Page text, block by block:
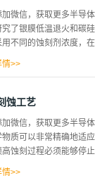
刻(DRIE)和金属催化化
的方法，同时直接在c-
。最后，基于BS制造了
被FLE蚀刻的BS的典型
加微信，获取更多半导
究了银膜低温退火和碳
用不同的蚀刻剂浓度，
一旦在优化的b-si吸收
膜沉积c-Si晶片，为了
（30%）：DI水的水溶
：5、1：5：10和1：5
图...
情>>
蚀工艺
加微信，获取更多半导
物质可以非常精确地适
高蚀刻过程必须能够停
情>>